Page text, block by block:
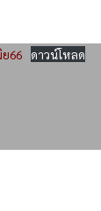
ย66 ดาวน์โหลด